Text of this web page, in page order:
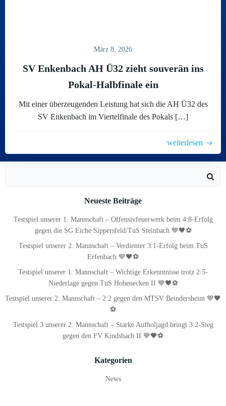
März 8, 2026
SV Enkenbach AH Ü32 zieht souverän ins
Pokal-Halbfinale ein
Mit einer überzeugenden Leistung hat sich die AH Ü32 des
SV Enkenbach im Viertelfinale des Pokals […]
weiterlesen
Neueste Beiträge
Testspiel unserer 1. Mannschaft – Offensivfeuerwerk beim 4:8-Erfolg
gegen die SG Eiche Sippersfeld/TuS Steinbach 💙🖤⚽
Testspiel unserer 2. Mannschaft – Verdienter 3:1-Erfolg beim TuS
Erfenbach 💙🖤⚽
Testspiel unserer 1. Mannschaft – Wichtige Erkenntnisse trotz 2:5-
Niederlage gegen TuS Hohenecken II 💙🖤⚽
Testspiel unserer 2. Mannschaft – 2:2 gegen den MTSV Beindersheim 💙🖤
⚽
Testspiel 3 unserer 2. Mannschaft – Starke Aufholjagd bringt 3:2-Sieg
gegen den FV Kindsbach II 💙🖤⚽
Kategorien
News